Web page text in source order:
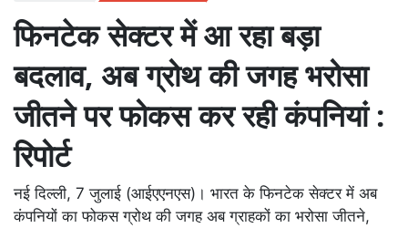
फिनटेक सेक्टर में आ रहा बड़ा
बदलाव, अब ग्रोथ की जगह भरोसा
जीतने पर फोकस कर रही कंपनियां :
रिपोर्ट
नई दिल्ली, 7 जुलाई (आईएएनएस)। भारत के फिनटेक सेक्टर में अब
कंपनियों का फोकस ग्रोथ की जगह अब ग्राहकों का भरोसा जीतने,